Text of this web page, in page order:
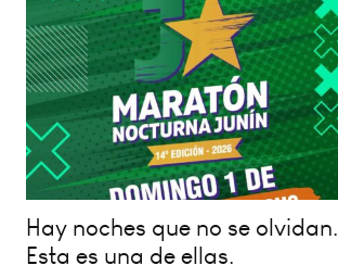
Hay noches que no se olvidan.
Esta es una de ellas.